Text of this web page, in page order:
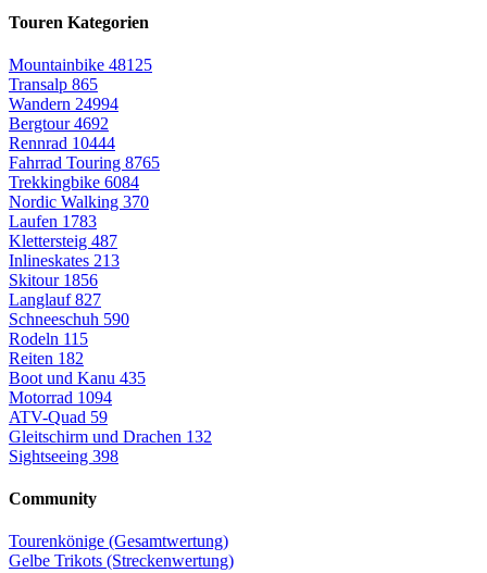
Touren Kategorien
Mountainbike 48125
Transalp 865
Wandern 24994
Bergtour4692
Rennrad 10444
Fahrrad Touring 8765
Trekkingbike 6084
Nordic Walking 370
Laufen 1783
Klettersteig 487
Inlineskates 213
Skitour 1856
Langlauf827
Schneeschuh 590
Rodeln 115
Reiten 182
Boot und Kanu 435
Motorrad 1094
ATV-Quad 59
Gleitschirm und Drachen 132
Sightseeing 398
Community
Tourenkönige (Gesamtwertung)
Gelbe Trikots (Streckenwertung)